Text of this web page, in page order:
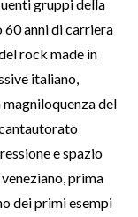
gruppi della
anni di carriera
rock made in
italiano,
del
e spazio
prima
dei primi esempi